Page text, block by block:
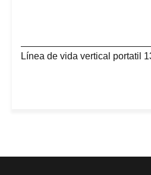
Línea de vida vertical portatil